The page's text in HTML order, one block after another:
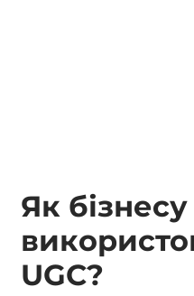
Як
UGC?